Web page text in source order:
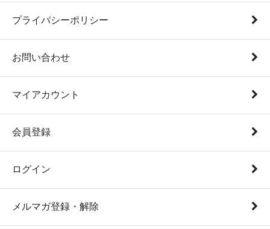
プライバシーポリシー
お問い合わせ
マイアカウント
会員登録
ログイン
メルマガ登録・解除